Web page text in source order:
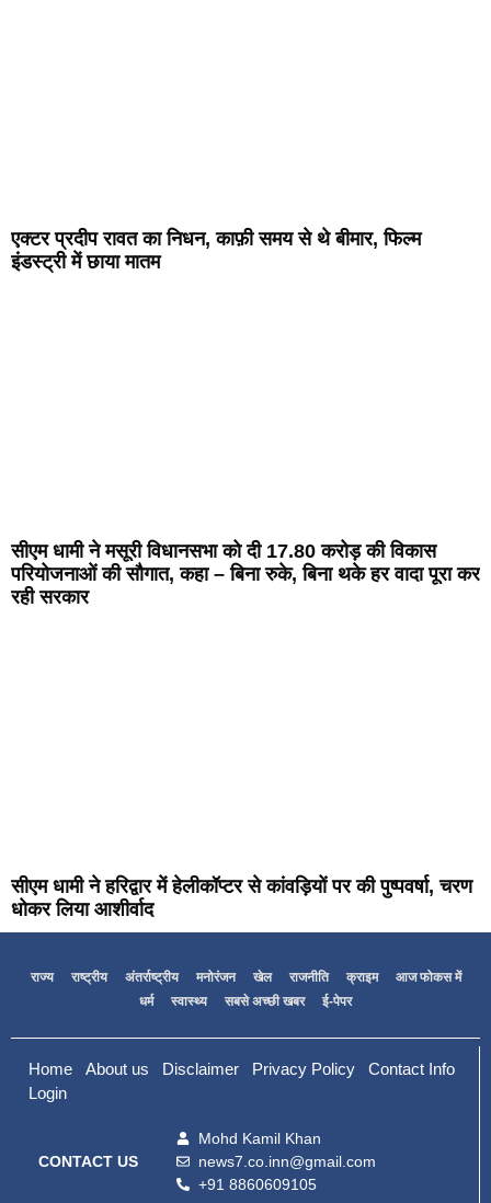
एक्टर प्रदीप रावत का निधन, काफ़ी समय से थे बीमार, फिल्म
इंडस्ट्री में छाया मातम
सीएम धामी ने मसूरी विधानसभा को दी 17.80 करोड़ की विकास
परियोजनाओं की सौगात, कहा – बिना रुके, बिना थके हर वादा पूरा कर
रही सरकार
सीएम धामी ने हरिद्वार में हेलीकॉप्टर से कांवड़ियों पर की पुष्पवर्षा, चरण
धोकर लिया आशीर्वाद
राज्य राष्ट्रीय अंतर्राष्ट्रीय मनोरंजन खेल राजनीति क्राइम
आज फोकस में
धर्म
स्वास्थ्य सबसे अच्छी खबर ई-पेपर
Home About us Disclaimer Privacy Policy
Contact Info
Login
CONTACT US
Mohd Kamil Khan
news7.co.inn@gmail.com
+91 8860609105